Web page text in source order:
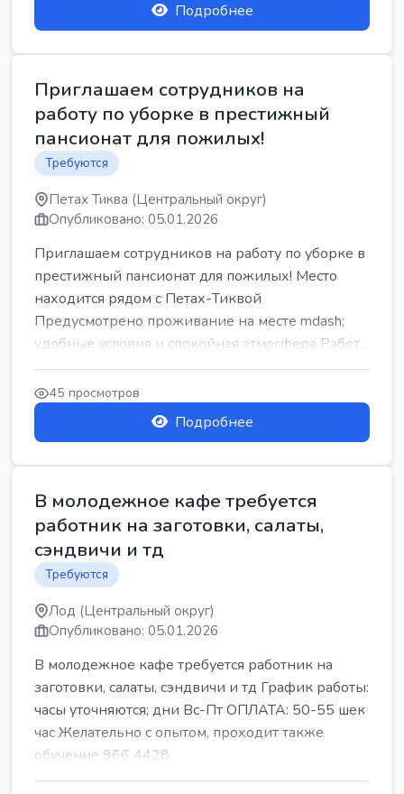
Подробнее
Приглашаем сотрудников на
работу по уборке в престижный
пансионат для пожилых!
Требуются
Петах Тиква (Центральный округ)
Опубликовано: 05.01.2026
Приглашаем сотрудников на работу по уборке в
престижный пансионат для пожилых! Место
находится рядом с Петах-Тиквой
Предусмотрено проживание на месте mdash;
удобные условия и спокойная атмосфера Работ...
45 просмотров
Подробнее
В молодежное кафе требуется
работник на заготовки, салаты,
сэндвичи и тд
Требуются
Лод (Центральный округ)
Опубликовано: 05.01.2026
В молодежное кафе требуется работник на
заготовки, салаты, сэндвичи и тд График работы:
часы уточняются; дни Вс-Пт ОПЛАТА: 50-55 шек
час Желательно с опытом, проходит также
обучение 966 4428